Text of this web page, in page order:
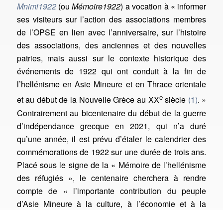
Mnimi1922 (ouMémoire1922) a vocation à « informer
ses visiteurs sur l’action des associations membres
de l’OPSE en lien avec l’anniversaire, sur l’histoire
des associations, des anciennes et des nouvelles
patries, mais aussi sur le contexte historique des
événements de 1922 qui ont conduit à la fin de
l’hellénisme en Asie Mineure et en Thrace orientale
et au début de la Nouvelle Grèce au XXesiècle (1). »
Contrairement au bicentenaire du début de la guerre
d’indépendance grecque en 2021, qui n’a duré
qu’une année, il est prévu d’étaler le calendrier des
commémorations de 1922 sur une durée de trois ans.
Placé sous le signe de la « Mémoire de l’hellénisme
des réfugiés », le centenaire cherchera à rendre
compte de « l’importante contribution du peuple
d’Asie Mineure à la culture, à l’économie et à la